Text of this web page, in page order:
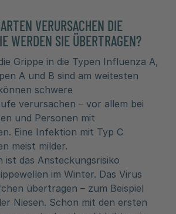
VERURSACHEN DIE
WERDEN SIE ÜBERTRAGEN?
Grippe in die Typen Influenza A,
A und B sind am weitesten
schwere
verursachen – vor allem bei
und Personen mit
Eine Infektion mit Typ C
meist milder.
ist das Ansteckungsrisiko
im Winter. Das Virus
übertragen – zum Beispiel
Niesen. Schon mit den ersten